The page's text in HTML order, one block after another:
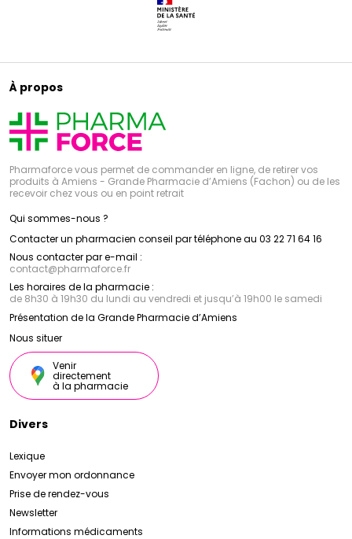
À propos
Pharmaforce vous permet de commander en ligne, de retirer vos
produits à Amiens - Grande Pharmacie d’Amiens (Fachon) ou de les
recevoir chez vous ou en point retrait
Qui sommes-nous ?
Contacter un pharmacien conseil par téléphone au 03 22 71 64 16
Nous contacter par e-mail :
contact@pharmaforce.fr
Les horaires de la pharmacie :
de 8h30 à 19h30 du lundi au vendredi et jusqu’à 19h00 le samedi
Présentation de la Grande Pharmacie d’Amiens
Nous situer
Venir
directement
à la pharmacie
Divers
Lexique
Envoyer mon ordonnance
Prise de rendez-vous
Newsletter
Informations médicaments